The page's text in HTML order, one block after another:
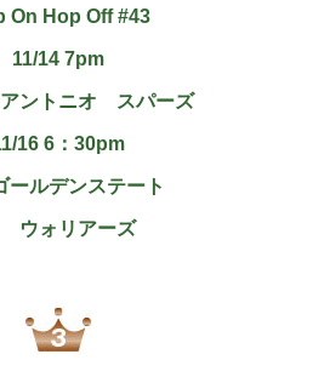
On Hop Off #43
11/14 7pm
ントニオ スパーズ
16 6：30pm
ルデンステート
ォリアーズ